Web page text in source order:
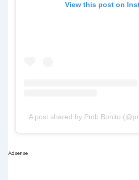
View this post on
A post shared by Pmb Bonito
Adsense